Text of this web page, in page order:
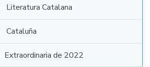
Literatura Catalana
Cataluña
Extraordinaria de 2022